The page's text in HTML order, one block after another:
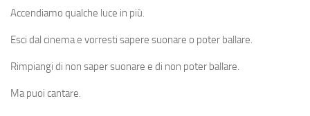
Accendiamo qualche luce in più.
Esci dal cinema e vorresti sapere suonare o poter ballare.
Rimpiangi di non saper suonare e di non poter ballare.
Ma puoi cantare.